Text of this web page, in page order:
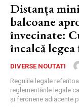
Distanța
balcoane
învecinate:
încalcă
DIVERSE NOUTATI
Regulile legale
reglementările legale
și feronerie adiacente